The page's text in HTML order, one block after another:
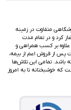
متفاوت در زمینه
کرد و در تمام مدت
علاوه بر کسب همراهی و
پس از فروش اعم از بیمه،
باشد. تمامی این تلاش‌ها
که خوشبختانه تا به امروز